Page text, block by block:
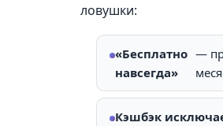
ловушки:
«Бесплатно
навсегда»
—
Кэшбэк